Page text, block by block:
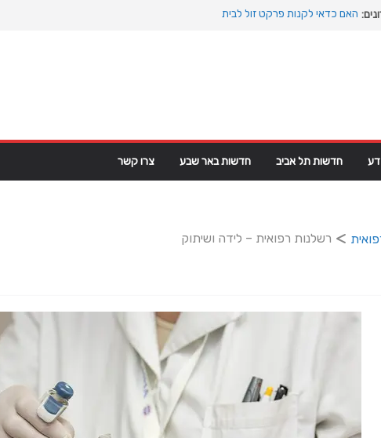
האם כדאי לקנות פרקט זול לבית
חדשות תל אביב חדשות באר שבע צרו קשר
רשלנות רפואית – לידה ושיתוק